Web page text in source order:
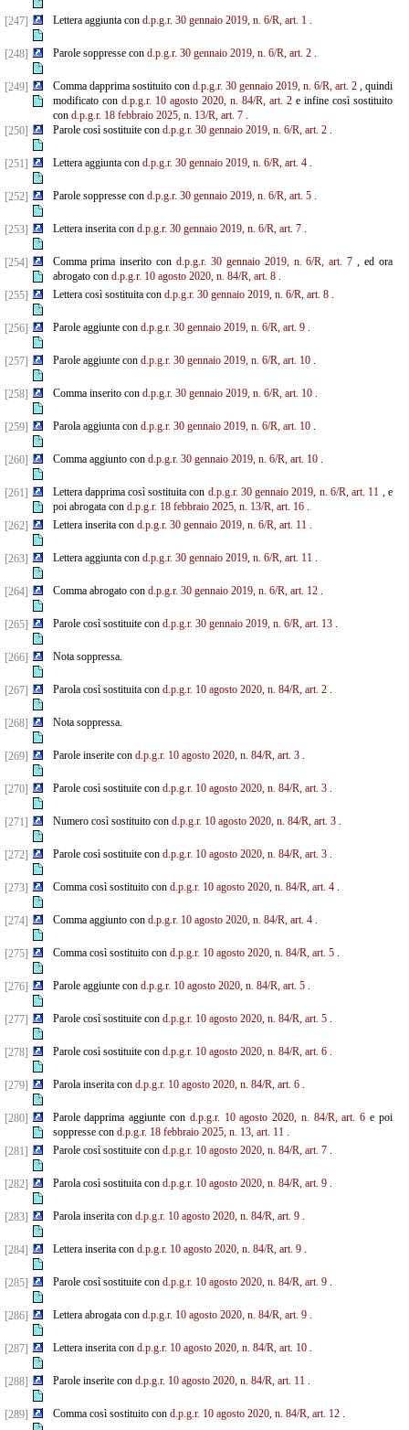
[247] Lettera aggiunta con d.p.g.r. 30 gennaio 2019, n. 6/R, art. 1.
[248] Parole soppresse con d.p.g.r. 30 gennaio 2019, n. 6/R, art. 2.
[249] Comma dapprima sostituito con d.p.g.r. 30 gennaio 2019, n. 6/R, art. 2, quindi
modificato con d.p.g.r. 10 agosto 2020, n. 84/R, art. 2e infine così sostituito
con d.p.g.r. 18 febbraio 2025, n. 13/R, art. 7.
[250]
Parole così sostituite con d.p.g.r. 30 gennaio 2019, n. 6/R, art. 2.
[251] Lettera aggiunta con d.p.g.r. 30 gennaio 2019, n. 6/R, art. 4.
[252] Parole soppresse con d.p.g.r. 30 gennaio 2019, n. 6/R, art. 5.
[253] Lettera inserita con d.p.g.r. 30 gennaio 2019, n. 6/R, art. 7.
[254] Comma prima inserito cond.p.g.r. 30 gennaio 2019, n. 6/R, art. 7 , ed ora
abrogato con d.p.g.r. 10 agosto 2020, n. 84/R, art. 8.
[255]
Lettera così sostituita con d.p.g.r. 30 gennaio 2019, n. 6/R, art. 8.
[256] Parole aggiunte con d.p.g.r. 30 gennaio 2019, n. 6/R, art. 9.
[257] Parole aggiunte con d.p.g.r. 30 gennaio 2019, n. 6/R, art. 10.
[258] Comma inserito con d.p.g.r. 30 gennaio 2019, n. 6/R, art. 10.
[259] Parola aggiunta con d.p.g.r. 30 gennaio 2019, n. 6/R, art. 10.
[260] Comma aggiunto con d.p.g.r. 30 gennaio 2019, n. 6/R, art. 10.
[261] Lettera dapprima così sostituita con d.p.g.r. 30 gennaio 2019, n. 6/R, art. 11 , e
poi abrogata con d.p.g.r. 18 febbraio 2025, n. 13/R, art. 16.
[262]
Lettera inserita con d.p.g.r. 30 gennaio 2019, n. 6/R, art. 11.
[263] Lettera aggiunta con d.p.g.r. 30 gennaio 2019, n. 6/R, art. 11.
[264] Comma abrogato con d.p.g.r. 30 gennaio 2019, n. 6/R, art. 12.
[265] Parole così sostituite con d.p.g.r. 30 gennaio 2019, n. 6/R, art. 13.
[266] Nota soppressa.
[267] Parola così sostituita con d.p.g.r. 10 agosto 2020, n. 84/R, art. 2.
[268] Nota soppressa.
[269] Parole inserite con d.p.g.r. 10 agosto 2020, n. 84/R, art. 3.
[270] Parole così sostituite con d.p.g.r. 10 agosto 2020, n. 84/R, art. 3.
[271] Numero così sostituito con d.p.g.r. 10 agosto 2020, n. 84/R, art. 3.
[272] Parole così sostituite con d.p.g.r. 10 agosto 2020, n. 84/R, art. 3.
[273] Comma così sostituito con d.p.g.r. 10 agosto 2020, n. 84/R, art. 4.
[274] Comma aggiunto con d.p.g.r. 10 agosto 2020, n. 84/R, art. 4.
[275] Comma così sostituito con d.p.g.r. 10 agosto 2020, n. 84/R, art. 5.
[276] Parole aggiunte con d.p.g.r. 10 agosto 2020, n. 84/R, art. 5.
[277] Parole così sostituite con d.p.g.r. 10 agosto 2020, n. 84/R, art. 5.
[278] Parole così sostituite con d.p.g.r. 10 agosto 2020, n. 84/R, art. 6.
[279] Parola inserita con d.p.g.r. 10 agosto 2020, n. 84/R, art. 6.
[280] Parole dapprima aggiunte con d.p.g.r. 10 agosto 2020, n. 84/R, art. 6 e poi
soppresse con d.p.g.r. 18 febbraio 2025, n. 13, art. 11.
[281]
Parole così sostituite con d.p.g.r. 10 agosto 2020, n. 84/R, art. 7.
[282] Parola così sostituita con d.p.g.r. 10 agosto 2020, n. 84/R, art. 9.
[283] Parola inserita con d.p.g.r. 10 agosto 2020, n. 84/R, art. 9.
[284] Lettera inserita con d.p.g.r. 10 agosto 2020, n. 84/R, art. 9.
[285] Parole così sostituite con d.p.g.r. 10 agosto 2020, n. 84/R, art. 9.
[286] Lettera abrogata con d.p.g.r. 10 agosto 2020, n. 84/R, art. 9.
[287] Lettera inserita con d.p.g.r. 10 agosto 2020, n. 84/R, art. 10.
[288] Parole inserite con d.p.g.r. 10 agosto 2020, n. 84/R, art. 11.
[289] Comma così sostituito con d.p.g.r. 10 agosto 2020, n. 84/R, art. 12.